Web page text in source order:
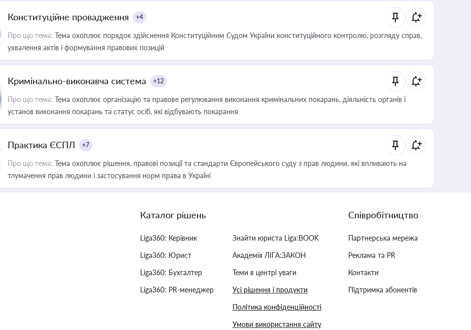
Конституційне провадження +4
Про що тема: Тема охоплює порядок здійснення Конституційним Судом України конституційного контролю, розгляду справ,
ухвалення актів і формування правових позицій
Кримінально-виконавча система +12
Про що тема: Тема охоплює організацію та правове регулювання виконання кримінальних покарань, діяльність органів і
установ виконання покарань та статус осіб, які відбувають покарання
Практика ЄСПЛ +7
Про що тема: Тема охоплює рішення, правові позиції та стандарти Європейського суду з прав людини, які впливають на
тлумачення прав людини і застосування норм права в Україні
Каталог рішень
Liga360: Керівник
Liga360: Юрист
Liga360: Бухгалтер
Liga360: PR-менеджер
Знайти юриста Liga:BOOK
Академія ЛІГА:ЗАКОН
Теми в центрі уваги
Усі рішення і продукти
Політика конфіденційності
Умови використання сайту
Співробітництво
Партнерська мережа
Реклама та PR
Контакти
Підтримка абонентів